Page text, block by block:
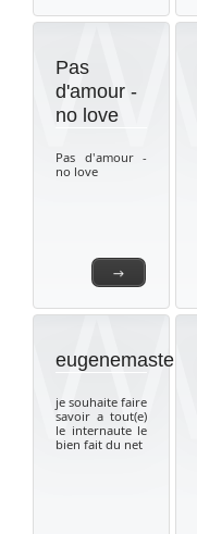
→
Pas
d'amour -
no love
Pas d'amour -
no love
eugenemaster
je souhaite faire
savoir a tout(e)
le internaute le
bien fait du net